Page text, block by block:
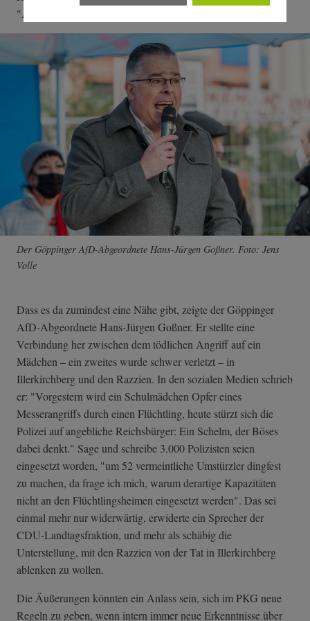
"Alternative für Deutschland".
Der Göppinger AfD-Abgeordnete Hans-Jürgen Goßner. Foto: Jens
Volle
Dass es da zumindest eine Nähe gibt, zeigte der Göppinger
AfD-Abgeordnete Hans-Jürgen Goßner. Er stellte eine
Verbindung her zwischen dem tödlichen Angriff auf ein
Mädchen – ein zweites wurde schwer verletzt – in
Illerkirchberg und den Razzien. In den sozialen Medien schrieb
er: "Vorgestern wird ein Schulmädchen Opfer eines
Messerangriffs durch einen Flüchtling, heute stürzt sich die
Polizei auf angebliche Reichsbürger: Ein Schelm, der Böses
dabei denkt." Sage und schreibe 3.000 Polizisten seien
eingesetzt worden, "um 52 vermeintliche Umstürzler dingfest
zu machen, da frage ich mich, warum derartige Kapazitäten
nicht an den Flüchtlingsheimen eingesetzt werden". Das sei
einmal mehr nur widerwärtig, erwiderte ein Sprecher der
CDU-Landtagsfraktion, und mehr als schäbig die
Unterstellung, mit den Razzien von der Tat in Illerkirchberg
ablenken zu wollen.
Die Äußerungen könnten ein Anlass sein, sich im PKG neue
Regeln zu geben, wenn intern immer neue Erkenntnisse über